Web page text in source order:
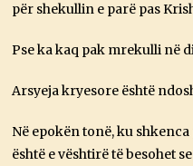
për shekullin e parë pas
Pse ka kaq pak mrekulli në
Arsyeja kryesore është
Në epokën tonë, ku
është e vështirë të besohet